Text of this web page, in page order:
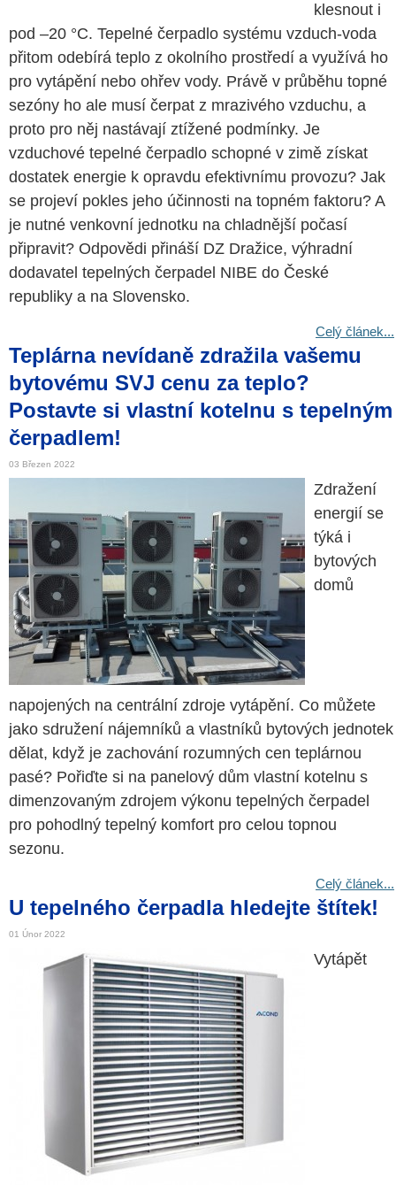
klesnout i
pod –20 °C. Tepelné čerpadlo systému vzduch-voda
přitom odebírá teplo z okolního prostředí a využívá ho
pro vytápění nebo ohřev vody. Právě v průběhu topné
sezóny ho ale musí čerpat z mrazivého vzduchu, a
proto pro něj nastávají ztížené podmínky. Je
vzduchové tepelné čerpadlo schopné v zimě získat
dostatek energie k opravdu efektivnímu provozu? Jak
se projeví pokles jeho účinnosti na topném faktoru? A
je nutné venkovní jednotku na chladnější počasí
připravit? Odpovědi přináší DZ Dražice, výhradní
dodavatel tepelných čerpadel NIBE do České
republiky a na Slovensko.
Celý článek...
Teplárna nevídaně zdražila vašemu
bytovému SVJ cenu za teplo?
Postavte si vlastní kotelnu s tepelným
čerpadlem!
03 Březen 2022
Zdražení
energií se
týká i
bytových
domů
napojených na centrální zdroje vytápění. Co můžete
jako sdružení nájemníků a vlastníků bytových jednotek
dělat, když je zachování rozumných cen teplárnou
pasé? Pořiďte si na panelový dům vlastní kotelnu s
dimenzovaným zdrojem výkonu tepelných čerpadel
pro pohodlný tepelný komfort pro celou topnou
sezonu.
Celý článek...
U tepelného čerpadla hledejte štítek!
01 Únor 2022
Vytápět